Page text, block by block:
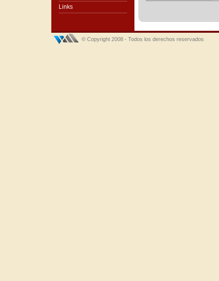
Links
© Copyright 2008 - Todos los derechos reservados